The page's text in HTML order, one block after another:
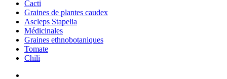
Cacti
Graines de plantes caudex
Ascleps Stapelia
Médicinales
Graines ethnobotaniques
Tomate
Chili